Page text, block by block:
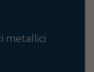
metallici